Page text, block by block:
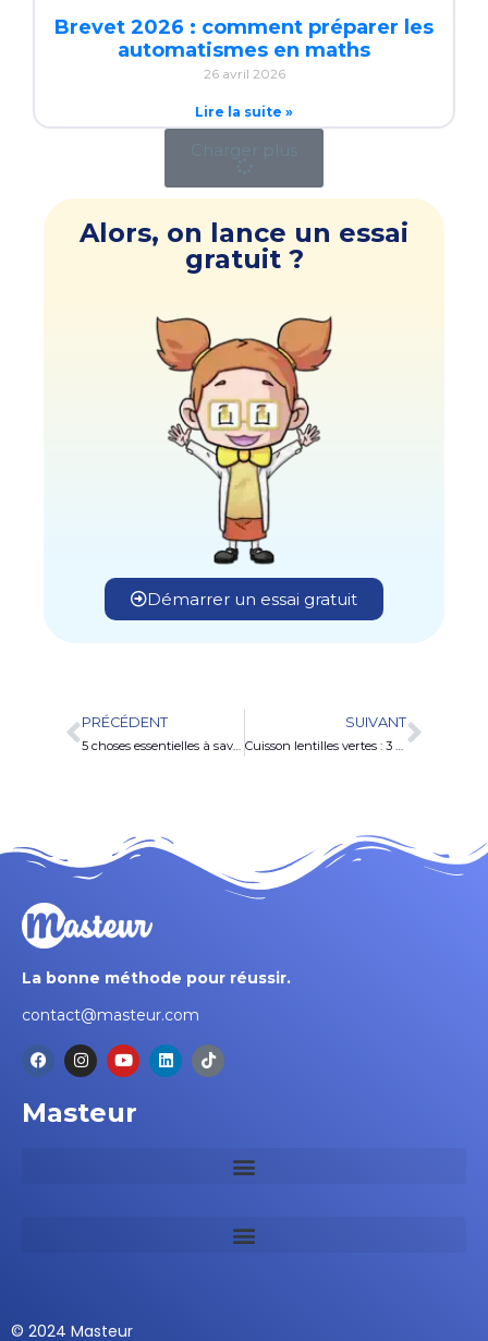
Brevet 2026 : comment préparer les
automatismes en maths
26 avril 2026
Lire la suite »
Alors, on lance un essai
gratuit ?
Démarrer un essai gratuit
PRÉCÉDENT
5 choses essentielles à savoir pour bien aborder un brevet blanc
SUIVANT
Cuisson lentilles vertes : 3 méthodes inratables pour régaler votre famille
La bonne méthode pour réussir.
contact@masteur.com
Masteur
© 2024 Masteur